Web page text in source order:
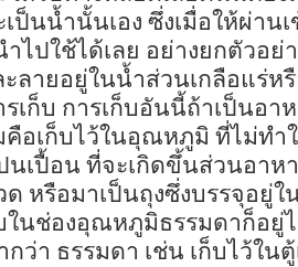
ป็นน้ำนั้นเอง ซึ่งเมื่อให้ผ่าน
ไปใช้ได้เลย อย่างยกตัวอ
ลายอยู่ในน้ำส่วนเกลือแร่ห
รเก็บ การเก็บอันนี้ถ้าเป็นอ
คือเก็บไว้ในอุณหภูมิ ที่ไม่ทำ
นเปื้อน ที่จะเกิดขึ้นส่วนอา
ด หรือมาเป็นถุงซึ่งบรรจุอยู่
ในช่องอุณหภูมิธรรมดาก็อยู่
ว่า ธรรมดา เช่น เก็บไว้ใน